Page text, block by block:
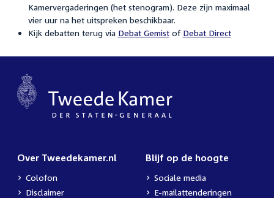
Kamervergaderingen (het stenogram). Deze zijn maximaal
vier uur na het uitspreken beschikbaar.
Kijk debatten terug via Debat Gemistof Debat Direct
Over Tweedekamer.nl
Colofon
Disclaimer
Blijf op de hoogte
Sociale media
E-mailattenderingen